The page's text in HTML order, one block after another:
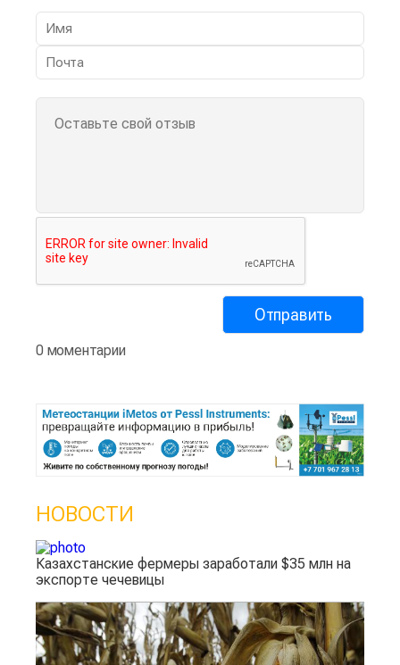
0 моментарии
НОВОСТИ
Казахстанские фермеры заработали $35 млн на
экспорте чечевицы